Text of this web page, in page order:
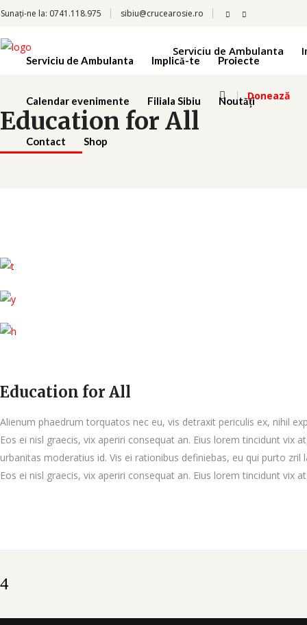
Sunați-ne la: 0741.118.975 sibiu@crucearosie.ro
Serviciu de Ambulanta
Serviciu de Ambulanta Implică-te Proiecte
Calendar evenimente Filiala Sibiu Noutăți
Contact Shop
Donează
Education for All
Education for All
Alienum phaedrum torquatos nec eu, vis detraxit periculis ex, nihil
Eos ei nisl graecis, vix aperiri consequat an. Eius lorem tincidunt vix
urbanitas moderatius id. Vis ei rationibus definiebas, eu qui purto
Eos ei nisl graecis, vix aperiri consequat an. Eius lorem tincidunt vix